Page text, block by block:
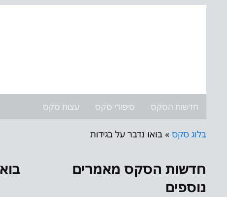
חדשות הסקס סיפורי סקס עצות סקס
בלוג סקס » בואו נדבר על בגידות
חדשות הסקס מאמרים
נוספים